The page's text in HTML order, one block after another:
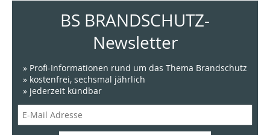
BS BRANDSCHUTZ-
Newsletter
» Profi-Informationen rund um das Thema Brandschutz
» kostenfrei, sechsmal jährlich
» jederzeit kündbar